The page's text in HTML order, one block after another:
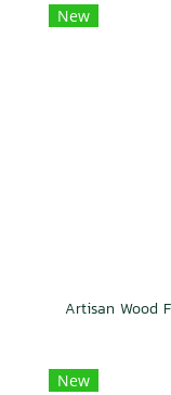
New
New